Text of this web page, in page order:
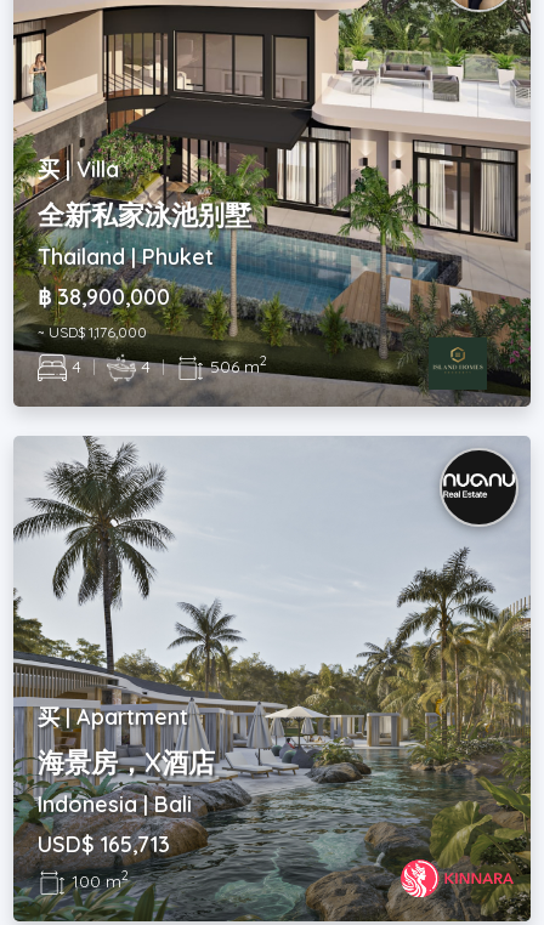
买 | Villa
全新私家泳池别墅
Thailand | Phuket
฿ 38,900,000
~ USD$ 1,176,000
4 | 4 | 506 m2
买 | Apartment
海景房，X酒店
Indonesia | Bali
USD$ 165,713
100 m2